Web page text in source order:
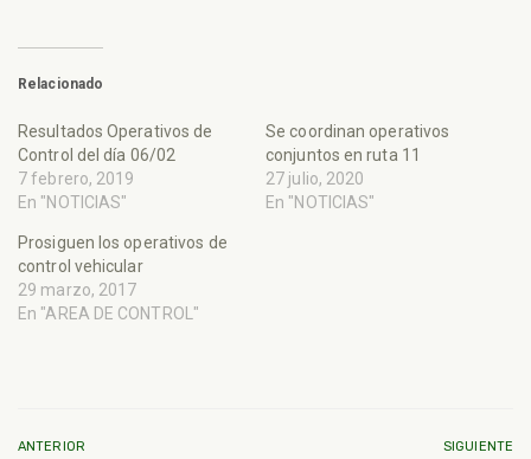
Relacionado
Resultados Operativos de
Control del día 06/02
7 febrero, 2019
En "NOTICIAS"
Se coordinan operativos
conjuntos en ruta 11
27 julio, 2020
En "NOTICIAS"
Prosiguen los operativos de
control vehicular
29 marzo, 2017
En "AREA DE CONTROL"
ANTERIOR SIGUIENTE